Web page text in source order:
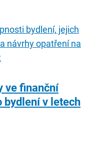
bydlení, jejich
návrhy opatření na
ve finanční
bydlení v letech